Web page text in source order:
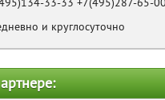
и круглосуточно